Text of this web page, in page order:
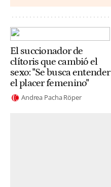
El succionador de
clítoris que cambió el
sexo: "Se busca entender
el placer femenino"
Andrea Pacha Röper